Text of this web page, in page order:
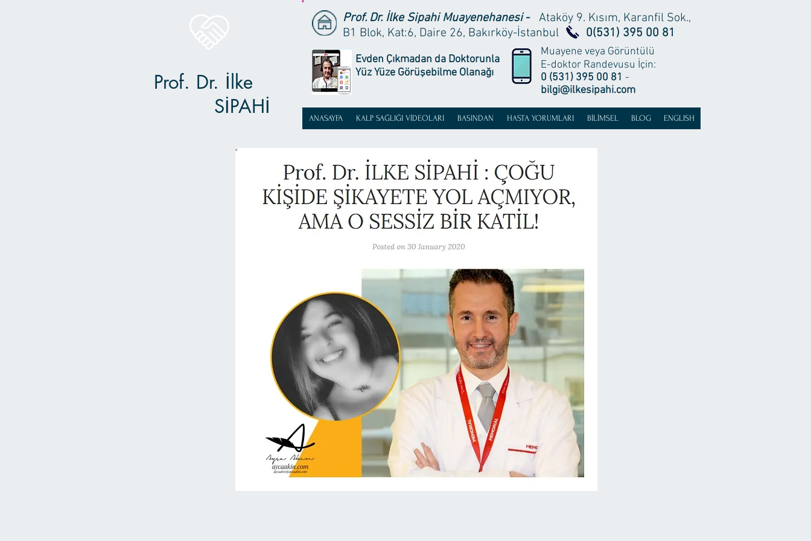
Prof. Dr. İlke
SİPAHİ
Prof. Dr. İlke Sipahi Muayenehanesi- Ataköy 9. Kısım, Karanfil Sok.,
B1 Blok, Kat:6, Daire 26, Bakırköy-İstanbul
0(531) 395 00 81
Evden Çıkmadan da Doktorunla
Yüz Yüze Görüşebilme Olanağı
Muayene veya Görüntülü
E-doktor Randevusu İçin:
0 (531) 395 00 81 -
bilgi@ilkesipahi.com
ANASAYFA KALP SAĞLIĞI VİDEOLARI BASINDAN HASTA YORUMLARI BİLİMSEL BLOG ENGLISH